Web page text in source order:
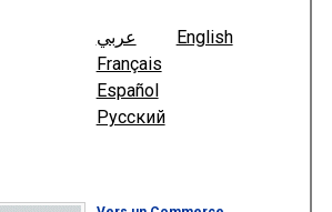
عربي
English
Français
Español
Русский